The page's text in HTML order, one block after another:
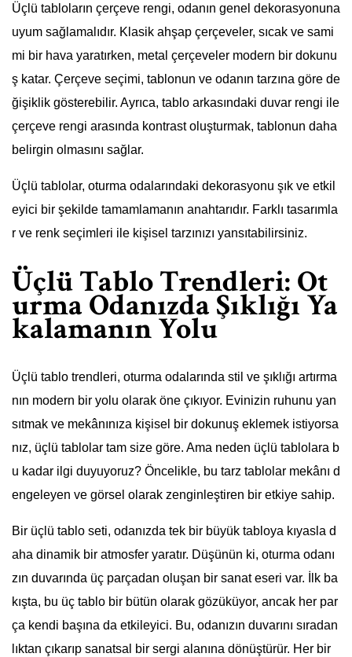
Üçlü tabloların çerçeve rengi, odanın genel dekorasyonuna
uyum sağlamalıdır. Klasik ahşap çerçeveler, sıcak ve sami
mi bir hava yaratırken, metal çerçeveler modern bir dokunu
ş katar. Çerçeve seçimi, tablonun ve odanın tarzına göre de
ğişiklik gösterebilir. Ayrıca, tablo arkasındaki duvar rengi ile
çerçeve rengi arasında kontrast oluşturmak, tablonun daha
belirgin olmasını sağlar.
Üçlü tablolar, oturma odalarındaki dekorasyonu şık ve etkil
eyici bir şekilde tamamlamanın anahtarıdır. Farklı tasarımla
r ve renk seçimleri ile kişisel tarzınızı yansıtabilirsiniz.
Üçlü Tablo Trendleri: Ot
urma Odanızda Şıklığı Ya
kalamanın Yolu
Üçlü tablo trendleri, oturma odalarında stil ve şıklığı artırma
nın modern bir yolu olarak öne çıkıyor. Evinizin ruhunu yan
sıtmak ve mekânınıza kişisel bir dokunuş eklemek istiyorsa
nız, üçlü tablolar tam size göre. Ama neden üçlü tablolara b
u kadar ilgi duyuyoruz? Öncelikle, bu tarz tablolar mekânı d
engeleyen ve görsel olarak zenginleştiren bir etkiye sahip.
Bir üçlü tablo seti, odanızda tek bir büyük tabloya kıyasla d
aha dinamik bir atmosfer yaratır. Düşünün ki, oturma odanı
zın duvarında üç parçadan oluşan bir sanat eseri var. İlk ba
kışta, bu üç tablo bir bütün olarak gözüküyor, ancak her par
ça kendi başına da etkileyici. Bu, odanızın duvarını sıradan
lıktan çıkarıp sanatsal bir sergi alanına dönüştürür. Her bir